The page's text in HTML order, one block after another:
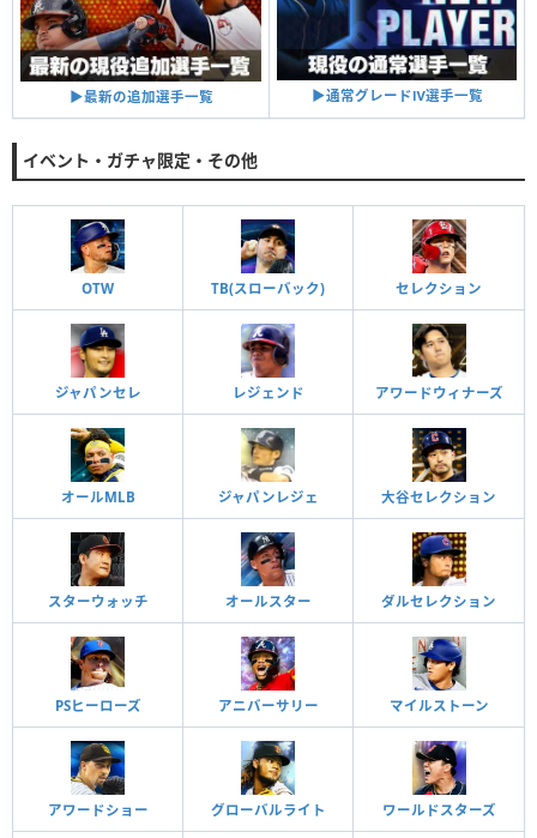
▶︎最新の追加選手一覧 ▶︎通常グレードⅣ選手一覧
イベント・ガチャ限定・その他
OTW TB(スローバック) セレクション
ジャパンセレ レジェンド アワードウィナーズ
オールMLB ジャパンレジェ 大谷セレクション
スターウォッチ オールスター ダルセレクション
PSヒーローズ アニバーサリー マイルストーン
アワードショー グローバルライト ワールドスターズ